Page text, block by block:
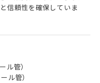
信頼性を確保していま
ル管）
ル管）